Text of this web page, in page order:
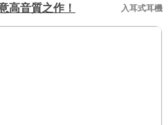
高音質之作！
入耳式耳機